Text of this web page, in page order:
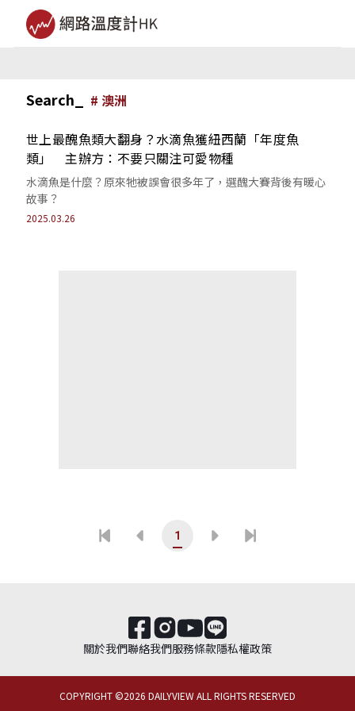
Search_ # 澳洲
世上最醜魚類大翻身？水滴魚獲紐西蘭「年度魚
類」 主辦方：不要只關注可愛物種
水滴魚是什麼？原來牠被誤會很多年了，選醜大賽背後有暖心
故事？
2025.03.26
1
關於我們聯絡我們服務條款隱私權政策
COPYRIGHT ©2026 DAILYVIEW ALL RIGHTS RESERVED